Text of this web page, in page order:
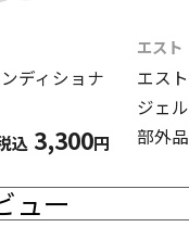
ディショナ
込 3,300円
エスト
エス
ジェ
部外品
ュー